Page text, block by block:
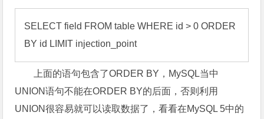
SELECT field FROM table WHERE id > 0 ORDER
BY id LIMIT injection_point
上面的语句包含了ORDER BY，MySQL当中
UNION语句不能在ORDER BY的后面，否则利用
UNION很容易就可以读取数据了，看看在MySQL 5中的